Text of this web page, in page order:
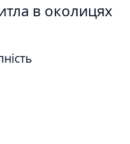
в околицях